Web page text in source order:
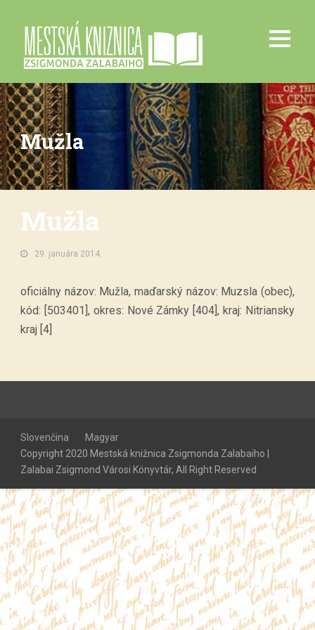
Mužla
Mužla
29. januára 2014.
oficiálny názov: Mužla, maďarský názov: Muzsla (obec),
kód: [503401], okres: Nové Zámky [404], kraj: Nitriansky
kraj [4]
Slovenčina
Magyar
Copyright 2020 Mestská knižnica Zsigmonda Zalabaiho |
Zalabai Zsigmond Városi Könyvtár, All Right Reserved